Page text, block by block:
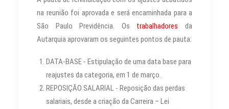
na reunião foi aprovada e será encaminhada para a
São Paulo Previdência. Os trabalhadores da
Autarquia aprovaram os seguintes pontos de pauta:
DATA-BASE - Estipulação de uma data base para
reajustes da categoria, em 1 de março.
REPOSIÇÃO SALARIAL - Reposição das perdas
salariais, desde a criação da Carreira – Lei